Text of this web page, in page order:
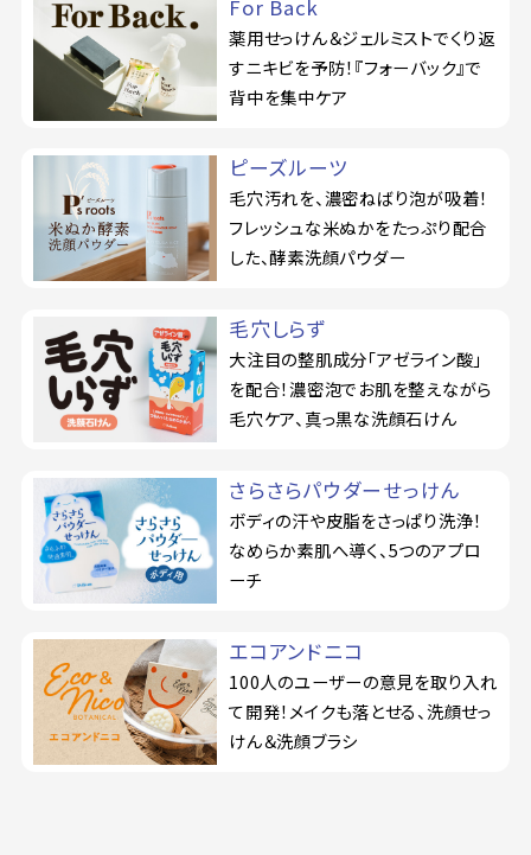
For Back
薬用せっけん＆ジェルミストでくり返
すニキビを予防！『フォーバック』で
背中を集中ケア
ピーズルーツ
毛穴汚れを、濃密ねばり泡が吸着！
フレッシュな米ぬかをたっぷり配合
した、酵素洗顔パウダー
毛穴しらず
大注目の整肌成分「アゼライン酸」
を配合！濃密泡でお肌を整えながら
毛穴ケア、真っ黒な洗顔石けん
さらさらパウダーせっけん
ボディの汗や皮脂をさっぱり洗浄！
なめらか素肌へ導く、5つのアプロ
ーチ
エコアンドニコ
100人のユーザーの意見を取り入れ
て開発！メイクも落とせる、洗顔せっ
けん＆洗顔ブラシ